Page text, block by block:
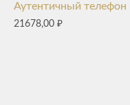
Аутентичный телефон
21678,00 ₽